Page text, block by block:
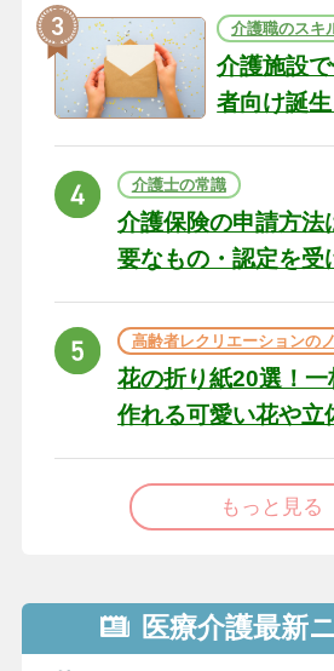
介護職のスキ
介護施設
者向け誕
ト
介護士の常識
介護保険の申請方法
要なもの・認定を受
高齢者レクリエーションの
花の折り紙20選！
作れる可愛い花や立
もっと見る
医療介護最新